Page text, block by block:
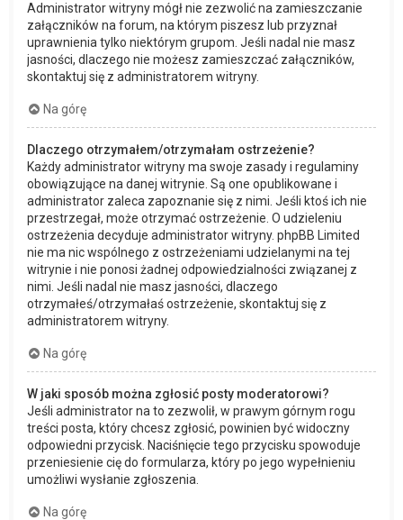
Administrator witryny mógł nie zezwolić na zamieszczanie
załączników na forum, na którym piszesz lub przyznał
uprawnienia tylko niektórym grupom. Jeśli nadal nie masz
jasności, dlaczego nie możesz zamieszczać załączników,
skontaktuj się z administratorem witryny.
Na górę
Dlaczego otrzymałem/otrzymałam ostrzeżenie?
Każdy administrator witryny ma swoje zasady i regulaminy
obowiązujące na danej witrynie. Są one opublikowane i
administrator zaleca zapoznanie się z nimi. Jeśli ktoś ich nie
przestrzegał, może otrzymać ostrzeżenie. O udzieleniu
ostrzeżenia decyduje administrator witryny. phpBB Limited
nie ma nic wspólnego z ostrzeżeniami udzielanymi na tej
witrynie i nie ponosi żadnej odpowiedzialności związanej z
nimi. Jeśli nadal nie masz jasności, dlaczego
otrzymałeś/otrzymałaś ostrzeżenie, skontaktuj się z
administratorem witryny.
Na górę
W jaki sposób można zgłosić posty moderatorowi?
Jeśli administrator na to zezwolił, w prawym górnym rogu
treści posta, który chcesz zgłosić, powinien być widoczny
odpowiedni przycisk. Naciśnięcie tego przycisku spowoduje
przeniesienie cię do formularza, który po jego wypełnieniu
umożliwi wysłanie zgłoszenia.
Na górę